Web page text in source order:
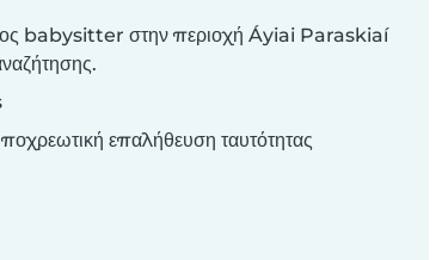
babysitter στην περιοχή Áyiai Paraskiaí
επαλήθευση ταυτότητας